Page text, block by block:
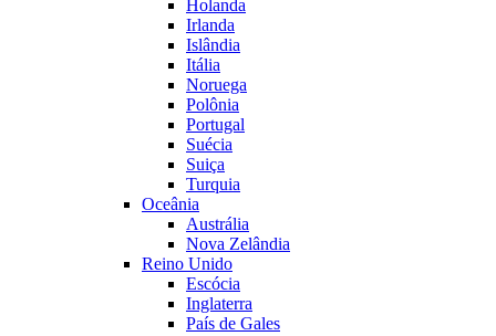
Holanda
Irlanda
Islândia
Itália
Noruega
Polônia
Portugal
Suécia
Suiça
Turquia
Oceânia
Austrália
Nova Zelândia
Reino Unido
Escócia
Inglaterra
País de Gales